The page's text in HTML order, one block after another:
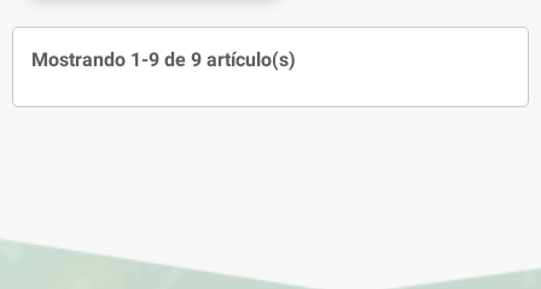
Mostrando 1-9 de 9 artículo(s)